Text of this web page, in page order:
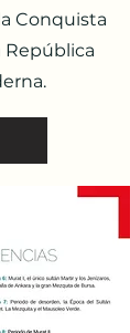
Conquista
República